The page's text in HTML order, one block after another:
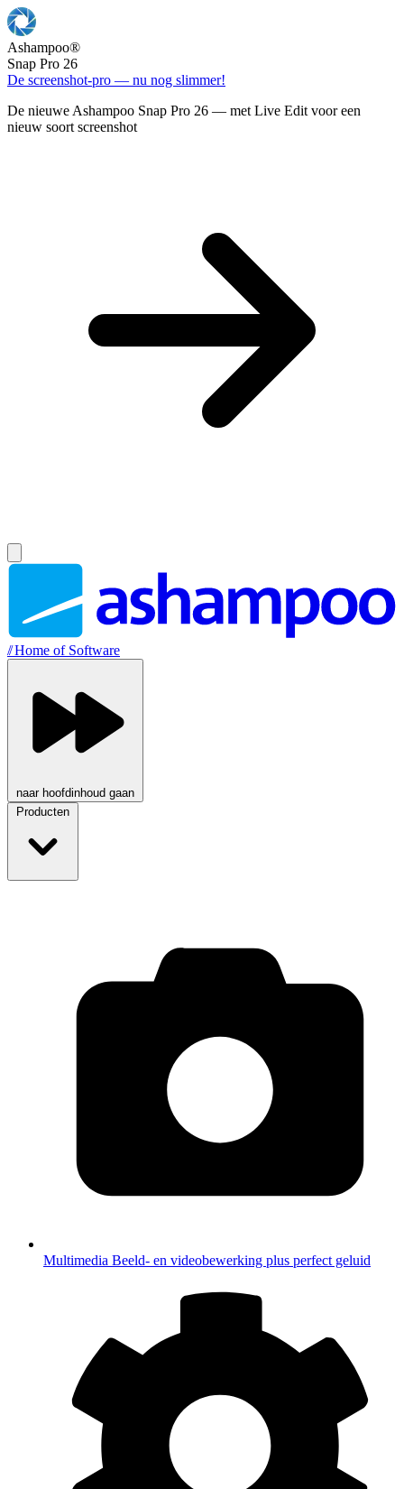
Ashampoo®
Snap Pro 26
De screenshot-pro — nu nog slimmer!
De nieuwe Ashampoo Snap Pro 26 — met Live Edit voor een
nieuw soort screenshot
//Home of Software
naar hoofdinhoud gaan
Producten
Multimedia Beeld- en videobewerking plus perfect geluid